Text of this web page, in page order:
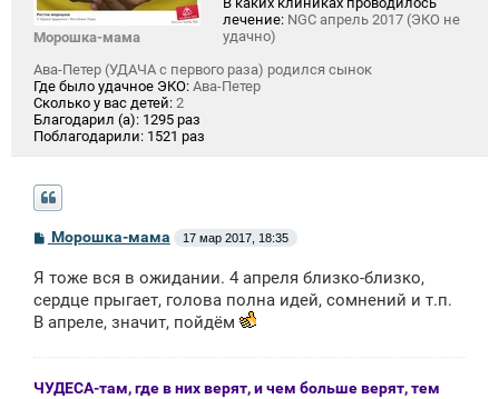
Морошка-мама
лечение: NGC апрель 2017 (ЭКО не
удачно)
Ава-Петер (УДАЧА с первого раза) родился сынок
Где было удачное ЭКО: Ава-Петер
Сколько у вас детей: 2
Благодарил (а): 1295 раз
Поблагодарили: 1521 раз
С
б
щ
е
н
Морошка-мама 17 мар 2017, 18:35
Я тоже вся в ожидании. 4 апреля близко-близко,
сердце прыгает, голова полна идей, сомнений и т.п.
В апреле, значит, пойдём
ЧУДЕСА-там, где в них верят, и чем больше верят, тем